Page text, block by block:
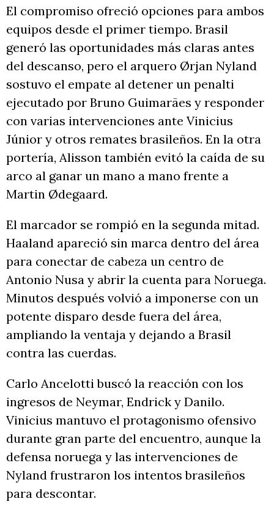
El compromiso ofreció opciones para ambos
equipos desde el primer tiempo. Brasil
generó las oportunidades más claras antes
del descanso, pero el arquero Ørjan Nyland
sostuvo el empate al detener un penalti
ejecutado por Bruno Guimarães y responder
con varias intervenciones ante Vinicius
Júnior y otros remates brasileños. En la otra
portería, Alisson también evitó la caída de su
arco al ganar un mano a mano frente a
Martin Ødegaard.
El marcador se rompió en la segunda mitad.
Haaland apareció sin marca dentro del área
para conectar de cabeza un centro de
Antonio Nusa y abrir la cuenta para Noruega.
Minutos después volvió a imponerse con un
potente disparo desde fuera del área,
ampliando la ventaja y dejando a Brasil
contra las cuerdas.
Carlo Ancelotti buscó la reacción con los
ingresos de Neymar, Endrick y Danilo.
Vinicius mantuvo el protagonismo ofensivo
durante gran parte del encuentro, aunque la
defensa noruega y las intervenciones de
Nyland frustraron los intentos brasileños
para descontar.